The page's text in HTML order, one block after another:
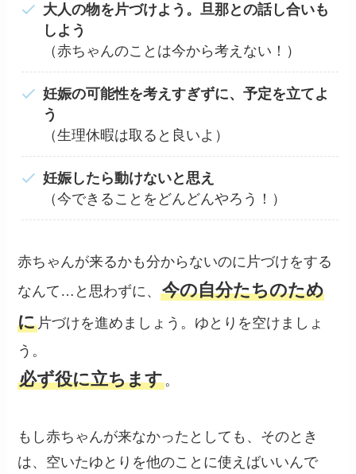
大人の物を 片づけよう。旦那との話し合いも
しよう
（赤ちゃんのことは今から考えない！）
妊娠の可能性を考えすぎずに、予定を立てよ
う
（生理休暇は取ると良いよ）
妊娠したら動けないと思え
（今できることをどんどんやろう！）
赤ちゃんが来るかも分からないのに片づけをする
なんて…と思わずに、今の自分たちのため
に 片づけを進めましょう。ゆとりを空けましょ
う。
必ず役に立ちます。
もし赤ちゃんが来なかったとしても、そのとき
は、空いたゆとりを他のことに使えばいいんで